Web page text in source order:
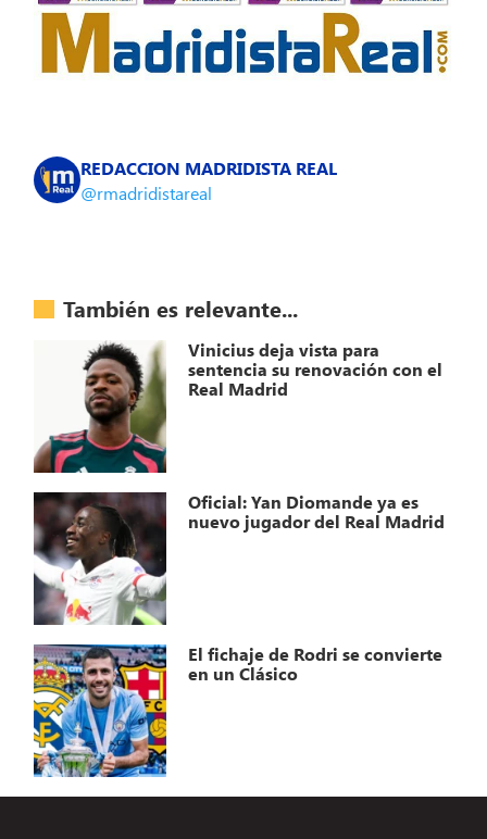
REDACCION MADRIDISTA REAL
@rmadridistareal
También es relevante...
Vinicius deja vista para
sentencia su renovación con el
Real Madrid
Oficial: Yan Diomande ya es
nuevo jugador del Real Madrid
El fichaje de Rodri se convierte
en un Clásico